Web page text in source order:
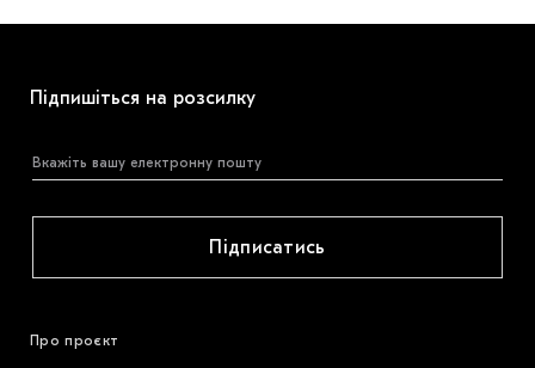
Підпишіться на розсилку
Підписатись
Про проєкт